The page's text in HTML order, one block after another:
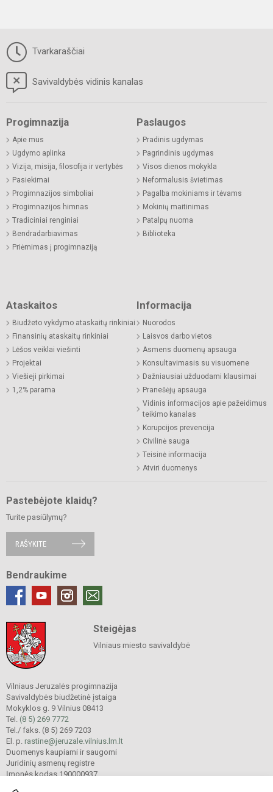
Tvarkaraščiai
Savivaldybės vidinis kanalas
Progimnazija
Apie mus
Ugdymo aplinka
Vizija, misija, filosofija ir vertybės
Pasiekimai
Progimnazijos simboliai
Progimnazijos himnas
Tradiciniai renginiai
Bendradarbiavimas
Priėmimas į progimnaziją
Paslaugos
Pradinis ugdymas
Pagrindinis ugdymas
Visos dienos mokykla
Neformalusis švietimas
Pagalba mokiniams ir tėvams
Mokinių maitinimas
Patalpų nuoma
Biblioteka
Ataskaitos
Biudžeto vykdymo ataskaitų rinkiniai
Finansinių ataskaitų rinkiniai
Lėšos veiklai viešinti
Projektai
Viešieji pirkimai
1,2% parama
Informacija
Nuorodos
Laisvos darbo vietos
Asmens duomenų apsauga
Konsultavimasis su visuomene
Dažniausiai užduodami klausimai
Pranešėjų apsauga
Vidinis informacijos apie pažeidimus
teikimo kanalas
Korupcijos prevencija
Civilinė sauga
Teisinė informacija
Atviri duomenys
Pastebėjote klaidų?
Turite pasiūlymų?
RAŠYKITE
Bendraukime
Steigėjas
Vilniaus miesto savivaldybė
Vilniaus Jeruzalės progimnazija
Savivaldybės biudžetinė įstaiga
Mokyklos g. 9 Vilnius 08413
Tel. (8 5) 269 7772
Tel./ faks. (8 5) 269 7203
El. p. rastine@jeruzale.vilnius.lm.lt
Duomenys kaupiami ir saugomi
Juridinių asmenų registre
Įmonės kodas 190000937